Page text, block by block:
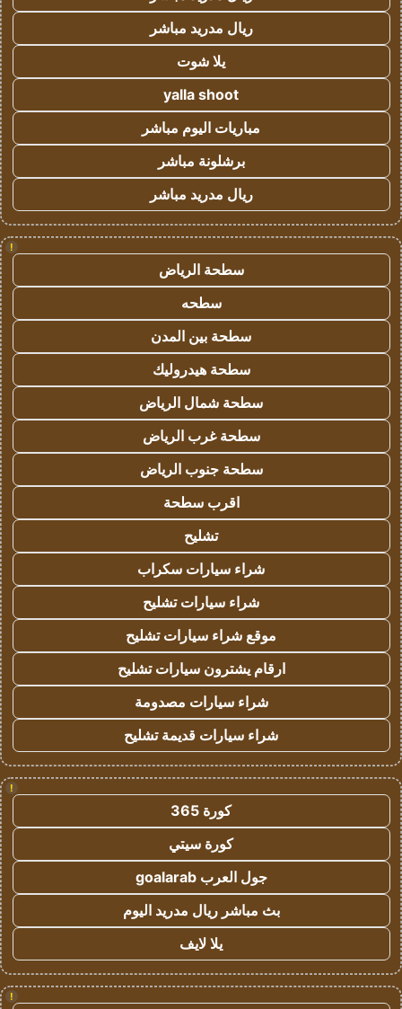
ريال مدريد مباشر
يلا شوت
yalla shoot
مباريات اليوم مباشر
برشلونة مباشر
ريال مدريد مباشر
!
سطحة الرياض
سطحه
سطحة بين المدن
سطحة هيدروليك
سطحة شمال الرياض
سطحة غرب الرياض
سطحة جنوب الرياض
اقرب سطحة
تشليح
شراء سيارات سكراب
شراء سيارات تشليح
موقع شراء سيارات تشليح
ارقام يشترون سيارات تشليح
شراء سيارات مصدومة
شراء سيارات قديمة تشليح
!
كورة 365
كورة سيتي
جول العرب goalarab
بث مباشر ريال مدريد اليوم
يلا لايف
!